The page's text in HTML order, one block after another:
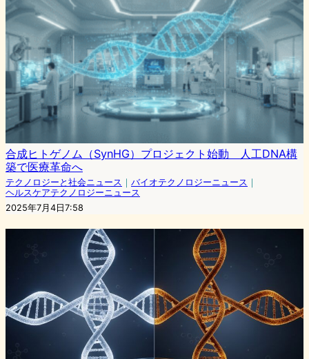
合成ヒトゲノム（SynHG）プロジェクト始動 人工DNA構
築で医療革命へ
テクノロジーと社会ニュース ｜ バイオテクノロジーニュース ｜
ヘルスケアテクノロジーニュース
2025年7月4日7:58